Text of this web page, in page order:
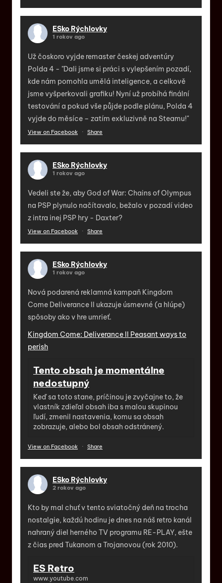
ESko Rýchlovky
1 rokov ago
Už čoskoro vyjde remaster českej adventúry
Polda 4 - "Dali jsme si práci s vylepšením pozadí,
kde nám pomohla umělá inteligence, a celkově
jsme vyšperkovali grafiku! Nyní už probíhá finální
testování a pokud vše půjde podle plánu, Polda 4
vyjde do měsíce – zatím exkluzivně na Steamu!"
View on Facebook · Share
ESko Rýchlovky
1 rokov ago
Vedeli ste že, aby God of War: Chains of Olympus
na PSP plynulo načítavalo, bežalo v pozadí video
z intra inej PSP hry - Daxter?
View on Facebook · Share
ESko Rýchlovky
1 rokov ago
Nová podarená reklamná kampaň Kingdom
Come Deliverance II ukazuje úsmevné (a hlúpe)
spôsoby ako v hre umrieť.
Kingdom Come: Deliverance II Peasant ways to
perish
Tento obsah je momentálne
nedostupný
Keď sa toto stane, príčinou je zvyčajne to, že
vlastník zdieľal obsah iba s malou skupinou
ľudí, zmenil nastavenia, komu sa obsah
zobrazuje, alebo bol obsah odstránený.
View on Facebook · Share
ESko Rýchlovky
2 rokov ago
Kto by mal chuť v tento sviatočný deň na trocha
nostalgie, každú hodinu je dnes na náš retro kanál
nahraný diel herného TV programu RE-PLAY, ešte
z čias pred Tukanom a Trojanovou (rok 2010).
ES Retro
www.youtube.com